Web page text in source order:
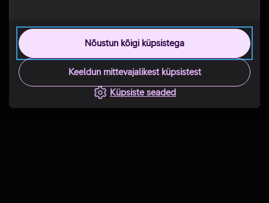
Nõustun kõigi küpsistega
Keeldun mittevajalikest küpsistest
Küpsiste seaded